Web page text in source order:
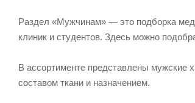
Раздел «Мужчинам» — это подборка
клиник и студентов. Здесь можно
В ассортименте представлены мужские
составом ткани и назначением.